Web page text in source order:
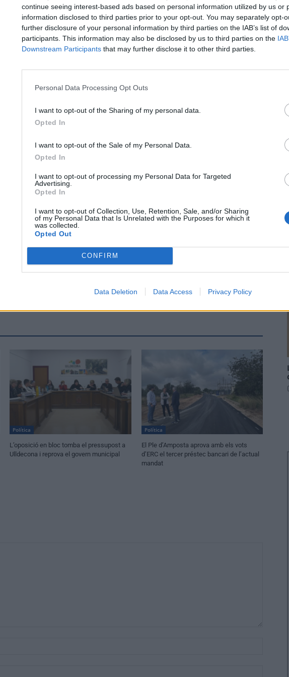
continue seeing interest-based ads based on personal information utilized by us or
information disclosed to third parties prior to your opt-out. You may separately opt-
further disclosure of your personal information by third parties on the IAB’s list of
participants. This information may also be disclosed by us to third parties on the
Downstream Participants that may further disclose it to other third parties.
Personal Data Processing Opt Outs
I want to opt-out of the Sharing of my personal data.
Opted In
I want to opt-out of the Sale of my Personal Data.
Opted In
I want to opt-out of processing my Personal Data for Targeted
Advertising.
Opted In
I want to opt-out of Collection, Use, Retention, Sale, and/or Sharing
of my Personal Data that Is Unrelated with the Purposes for which it
was collected.
Opted Out
CONFIRM
Data Deletion Data Access Privacy Policy
previst en els comptes de 2022 són la rehabilitació de les muralles
i la millora de camins, amb una inversió de 180.000 euros.
d’empreses
Vins, estrena campanya per a celebrar els seus
Política
L’oposició en bloc tomba el pressupost a
Ulldecona i reprova el govern municipal
Política
El Ple d’Amposta aprova amb els vots
d’ERC el tercer préstec bancari de l’actual
mandat